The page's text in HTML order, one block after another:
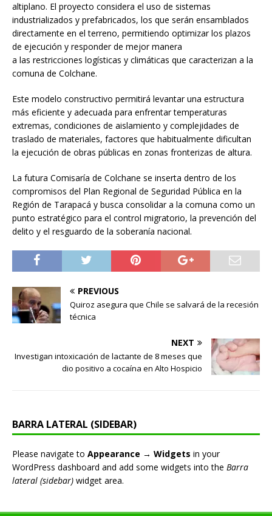
altiplano. El proyecto considera el uso de sistemas
industrializados y prefabricados, los que serán ensamblados
directamente en el terreno, permitiendo optimizar los plazos
de ejecución y responder de mejor manera
a las restricciones logísticas y climáticas que caracterizan a la
comuna de Colchane.
Este modelo constructivo permitirá levantar una estructura
más eficiente y adecuada para enfrentar temperaturas
extremas, condiciones de aislamiento y complejidades de
traslado de materiales, factores que habitualmente dificultan
la ejecución de obras públicas en zonas fronterizas de altura.
La futura Comisaría de Colchane se inserta dentro de los
compromisos del Plan Regional de Seguridad Pública en la
Región de Tarapacá y busca consolidar a la comuna como un
punto estratégico para el control migratorio, la prevención del
delito y el resguardo de la soberanía nacional.
PREVIOUS
Quiroz asegura que Chile se salvará de la recesión
técnica
NEXT
Investigan intoxicación de lactante de 8 meses que
dio positivo a cocaína en Alto Hospicio
BARRA LATERAL (SIDEBAR)
Please navigate to Appearance → Widgets in your
WordPress dashboard and add some widgets into the Barra
lateral (sidebar) widget area.